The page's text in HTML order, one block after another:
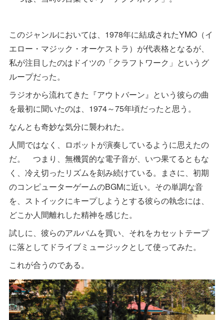
このジャンルにおいては、1978年に結成されたYMO（イ
エロー・マジック・オーケストラ）が代表格となるが、
私が注目したのはドイツの「クラフトワーク」というグ
ループだった。
ラジオから流れてきた『アウトバーン』という彼らの曲
を最初に聞いたのは、1974～75年頃だったと思う。
なんとも奇妙な気分に襲われた。
人間ではなく、ロボットが演奏しているように思えたの
だ。 つまり、無機質的な電子音が、いつ果てるともな
く、冷え切ったリズムを刻み続けている。まさに、初期
のコンピューターゲームのBGMに近い。その単調な音
を、ストイックにキープしようとする彼らの執念には、
どこか人間離れした精神を感じた。
試しに、彼らのアルバムを買い、それをカセットテープ
に落としてドライブミュージックとして使ってみた。
これが合うのである。